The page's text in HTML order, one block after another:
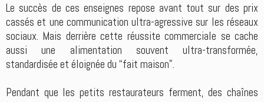
Le succès de ces enseignes repose avant tout sur des prix
cassés et une communication ultra-agressive sur les réseaux
sociaux. Mais derrière cette réussite commerciale se cache
aussi une alimentation souvent ultra-transformée,
standardisée et éloignée du “fait maison”.
Pendant que les petits restaurateurs ferment, des chaînes